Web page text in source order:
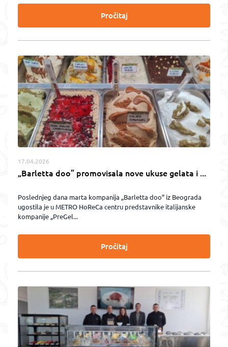
Pročitaj
17.04.2026
„Barletta doo” promovisala nove ukuse gelata i ...
Poslednjeg dana marta kompanija „Barletta doo” iz Beograda
ugostila je u METRO HoReCa centru predstavnike italijanske
kompanije „PreGel...
Pročitaj